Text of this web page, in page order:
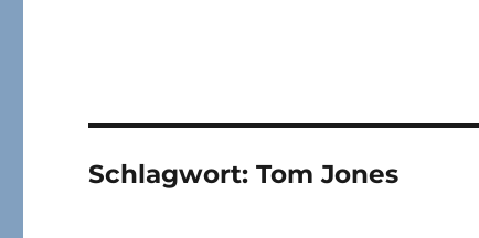
Schlagwort:Tom Jones